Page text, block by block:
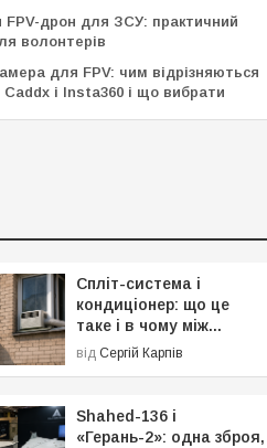
FPV-дрон для ЗСУ: практичний
волонтерів
для FPV: чим відрізняються
Caddx і Insta360 і що вибрати
Спліт-система і
кондиціонер: що це
таке і в чому між...
від Сергій Карпів
Shahed-136 і
«Герань-2»: одна зброя,